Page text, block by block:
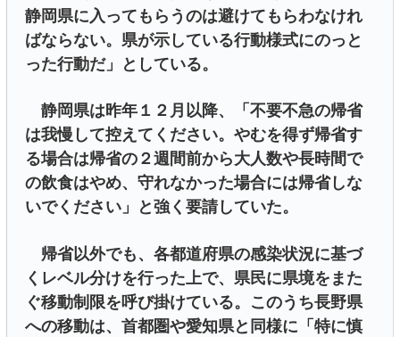
静岡県に入ってもらうのは避けてもらわなけれ
ばならない。県が示している行動様式にのっと
った行動だ」としている。
静岡県は昨年１２月以降、「不要不急の帰省
は我慢して控えてください。やむを得ず帰省す
る場合は帰省の２週間前から大人数や長時間で
の飲食はやめ、守れなかった場合には帰省しな
いでください」と強く要請していた。
帰省以外でも、各都道府県の感染状況に基づ
くレベル分けを行った上で、県民に県境をまた
ぐ移動制限を呼び掛けている。このうち長野県
への移動は、首都圏や愛知県と同様に「特に慎